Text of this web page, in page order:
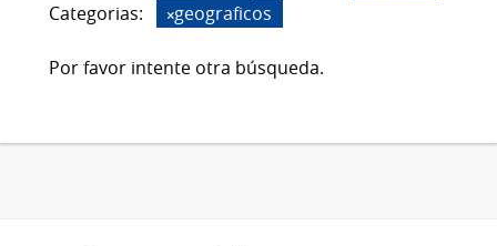
Categorias:
geograficos
Por favor intente otra búsqueda.